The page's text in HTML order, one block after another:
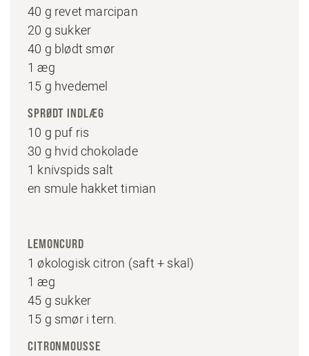
40 g revet marcipan
20 g sukker
40 g blødt smør
1 æg
15 g hvedemel
SPRØDT INDLÆG
10 g puf ris
30 g hvid chokolade
1 knivspids salt
en smule hakket timian
LEMONCURD
1 økologisk citron (saft + skal)
1 æg
45 g sukker
15 g smør i tern.
CITRONMOUSSE